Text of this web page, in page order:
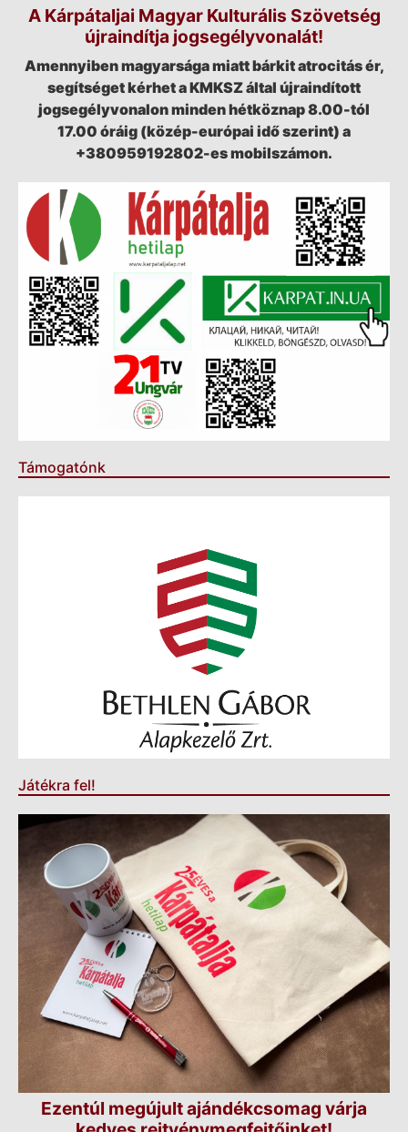
A Kárpátaljai Magyar Kulturális Szövetség
újraindítja jogsegélyvonalát!
Amennyiben magyarsága miatt bárkit atrocitás ér,
segítséget kérhet a KMKSZ által újraindított
jogsegélyvonalon minden hétköznap 8.00-tól
17.00 óráig (közép-európai idő szerint) a
+380959192802-es mobilszámon.
Támogatónk
Játékra fel!
Ezentúl megújult ajándékcsomag várja